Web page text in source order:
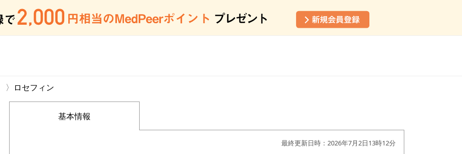
ロセフィン
基本情報
最終更新日時：2026年7月2日13時12分